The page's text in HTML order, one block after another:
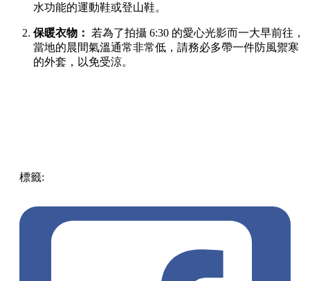
水功能的運動鞋或登山鞋。
保暖衣物： 若為了拍攝 6:30 的愛心光影而一大早前往，
當地的晨間氣溫通常非常低，請務必多帶一件防風禦寒
的外套，以免受涼。
標籤: